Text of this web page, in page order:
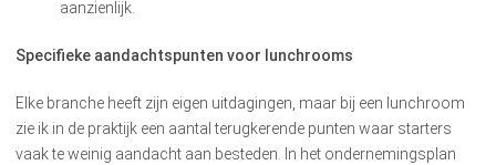
aanzienlijk.
Specifieke aandachtspunten voor lunchrooms
Elke branche heeft zijn eigen uitdagingen, maar bij een lunchroom
zie ik in de praktijk een aantal terugkerende punten waar starters
vaak te weinig aandacht aan besteden. In het ondernemingsplan